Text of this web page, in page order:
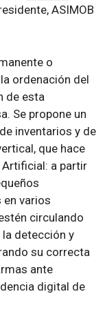
ASIMOB
o
ordenación del
de esta
Se propone un
inventarios y de
que hace
a partir
varios
circulando
detección y
su correcta
ante
digital de